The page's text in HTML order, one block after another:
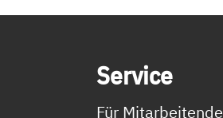
Ser­vice
Für Mitarbeitende